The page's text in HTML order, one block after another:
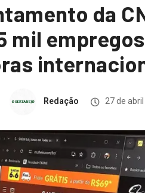
da
mil
Redação 27 de